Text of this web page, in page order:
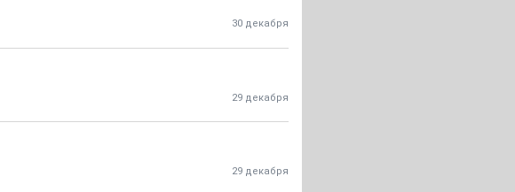
30 декабря
29 декабря
29 декабря